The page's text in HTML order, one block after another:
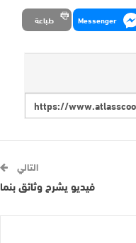
Messenger طباعة
التالي
فيديو يشرح وثائق بنما